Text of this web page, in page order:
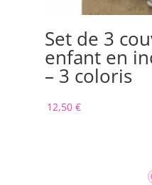
Set de 3
enfant en
– 3 coloris
12,50 €